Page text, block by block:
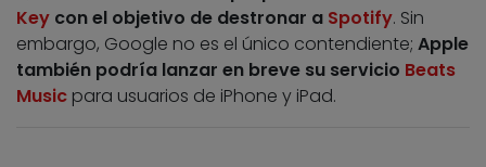
Key con el objetivo de destronar a Spotify. Sin
embargo, Google no es el único contendiente; Apple
también podría lanzar en breve su servicio Beats
Music para usuarios de iPhone y iPad.